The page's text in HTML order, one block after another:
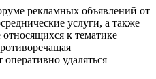
рекламных объявлений от
услуги, а также
к тематике
оперативно удаляться